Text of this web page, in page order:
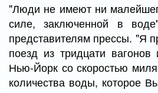
"Люди не имеют ни
силе, заключенной в
представителям прессы. "Я
поезд из тридцати
Нью-Йорк со скоростью
количества воды, которое